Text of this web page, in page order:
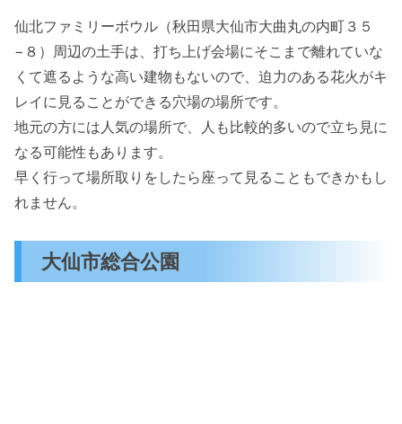
仙北ファミリーボウル（秋田県大仙市大曲丸の内町３５
−８）周辺の土手は、打ち上げ会場にそこまで離れていな
くて遮るような高い建物もないので、迫力のある花火がキ
レイに見ることができる穴場の場所です。
地元の方には人気の場所で、人も比較的多いので立ち見に
なる可能性もあります。
早く行って場所取りをしたら座って見ることもできかもし
れません。
大仙市総合公園